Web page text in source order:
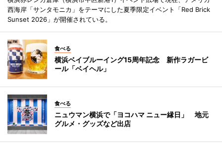
西海岸「サンタモニカ」をテーマにした夏季限定イベント「Red Brick
Sunset 2026」が開催されている。
食べる
横浜ベイブルーイング15周年記念 新作ラガービ
ール「ベイヘル」
食べる
ニュウマン横浜で「ヨコハマ ニュー縁日」 地元
グルメ・グッズなど出店